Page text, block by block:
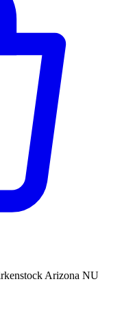
Arizona NU